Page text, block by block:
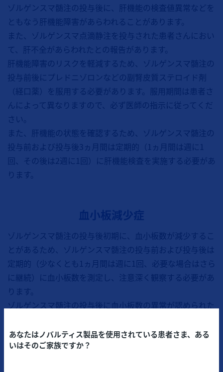
ゾルゲンスマ髄注の投与後に、肝機能の検査値異常などを
ともなう肝機能障害があらわれることがあります。
また、ゾルゲンスマ点滴静注を投与された患者さんにおい
て、肝不全があらわれたとの報告があります。
肝機能障害のリスクを軽減するため、ゾルゲンスマ髄注の
投与前後にプレドニゾロンなどの副腎皮質ステロイド剤
（経口薬）を服用する必要があります。服用期間は患者さ
んによって異なりますので、必ず医師の指示に従ってくだ
さい。
また、肝機能の状態を確認するため、ゾルゲンスマ髄注の
投与前および投与後3ヵ月間は定期的（1ヵ月間は週に1
回、その後は2週に1回）に肝機能検査を実施する必要があ
ります。
血小板減少症
ゾルゲンスマ髄注の投与後初期に、血小板数が減少するこ
とがあるため、ゾルゲンスマ髄注の投与前および投与後は
定期的（少なくとも1ヵ月間は週に1回、必要な場合はさら
に継続）に血小板数を測定し、注意深く観察する必要があ
ります。
ゾルゲンスマ髄注の投与後に血小板数の異常が認められた
する必要があります。
あなたはノバルティス製品を使用されている患者さま、ある
いはそのご家族ですか？